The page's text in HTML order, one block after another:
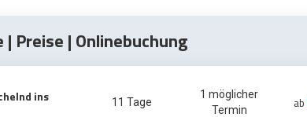
| Preise | Onlinebuchung
ins 11 Tage
1 möglicher
Termin
ab